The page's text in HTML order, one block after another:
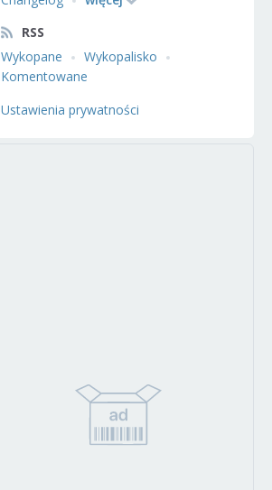
RSS
Wykopane
Wykopalisko
Komentowane
Ustawienia prywatności